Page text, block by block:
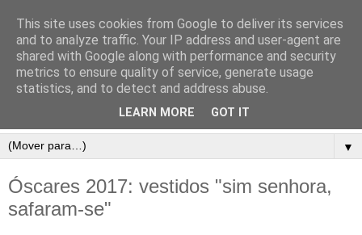
▼
Óscares 2017: vestidos "sim senhora,
safaram-se"
This site uses cookies from Google to deliver its services
and to analyze traffic. Your IP address and user-agent are
shared with Google along with performance and security
metrics to ensure quality of service, generate usage
statistics, and to detect and address abuse.
LEARN MORE GOT IT